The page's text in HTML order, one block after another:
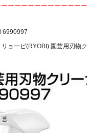
6990997
リョービ(RYOBI) 園芸用刃物